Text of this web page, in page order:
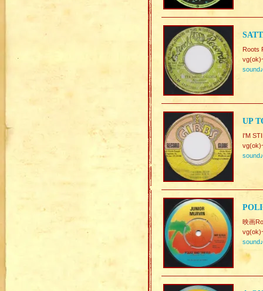
Roots
sound♪
UP
I'M
sound♪
映画
sound♪